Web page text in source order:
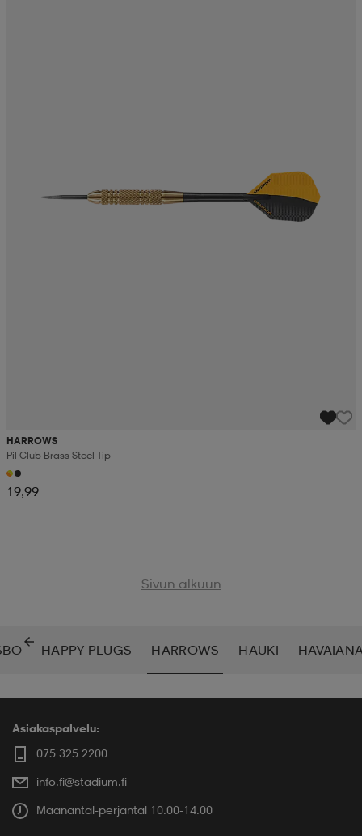
HARROWS
Pil Club Brass Steel Tip
19,99
Sivun alkuun
HAPPY PLUGS HARROWS HAUKI
Asiakaspalvelu:
075 325 2200
info.fi@stadium.fi
Maanantai-perjantai 10.00-14.00